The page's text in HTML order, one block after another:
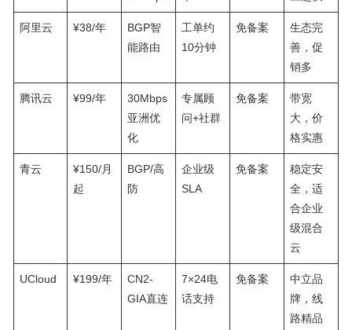
阿里云 ¥38/年
BGP智
能路由
工单约
10分钟
免备案
生态完
善，促
销多
腾讯云 ¥99/年
30Mbps
亚洲优
化
专属顾
问+社群
免备案
带宽
大，价
格实惠
青云
¥150/月
起
BGP/高
防
企业级
SLA
免备案
稳定安
全，适
合企业
级混合
云
UCloud ¥199/年
CN2-
GIA直连
7×24电
话支持
免备案
中立品
牌，线
路精品